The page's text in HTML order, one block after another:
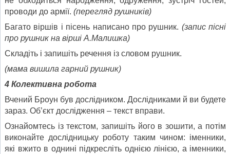
проводи до армії. (перегляд рушників)
Багато віршів і пісень написано про рушник. (запис пісні
про рушник на вірші А.Малишка)
Складіть і запишіть речення із словом рушник.
(мама вишила гарний рушник)
4 Колективна робота
Вчений Броун був дослідником. Дослідниками й ви будете
зараз. Об’єкт дослідження – текст вправи.
Oзнайомтесь із текстом, запишіть його в зошити, а потім
виконайте дослідницьку роботу таким чином: іменники,
які вжито в однині підкресліть однією лінією, а іменники,